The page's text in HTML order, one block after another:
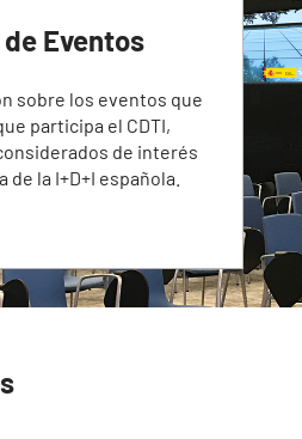
Eventos
sobre los eventos que
participa el CDTI,
de interés
la I+D+I española.